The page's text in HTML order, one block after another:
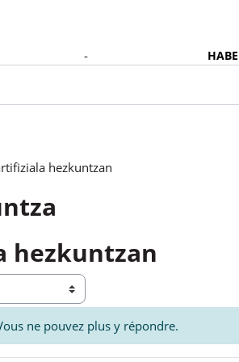
- HABE
hezkuntzan
hezkuntzan
ne pouvez plus y répondre.